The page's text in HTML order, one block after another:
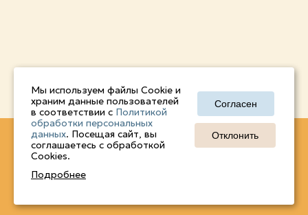
© 2026, ПАО «Племзавод им. Чапаева В.И.»
Мы используем файлы Cookie и
храним данные пользователей
в соответствии с Политикой
обработки персональных
данных. Посещая сайт, вы
соглашаетесь с обработкой
Cookies.
Подробнее
Согласен
Отклонить